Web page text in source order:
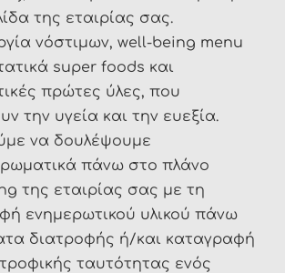
της εταιρίας σας.
νόστιμων, well-being menu
super foods και
πρώτες ύλες, που
την υγεία και την ευεξία.
να δουλέψουμε
πάνω στο πλάνο
της εταιρίας σας με τη
ενημερωτικού υλικού πάνω
διατροφής ή/και καταγραφή
ταυτότητας ενός